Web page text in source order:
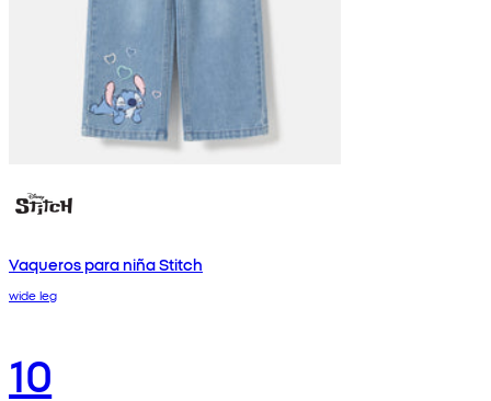
Vaqueros para niña Stitch
wide leg
10